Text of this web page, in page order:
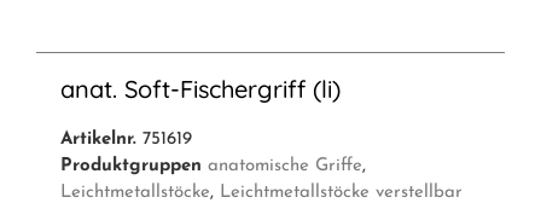
anat. Soft-Fischergriff (li)
Artikelnr. 751619
Produktgruppen anatomische Griffe,
Leichtmetallstöcke, Leichtmetallstöcke verstellbar